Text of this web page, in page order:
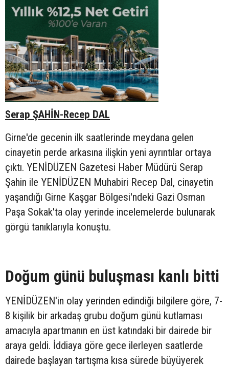
Serap ŞAHİN-Recep DAL
Girne'de gecenin ilk saatlerinde meydana gelen
cinayetin perde arkasına ilişkin yeni ayrıntılar ortaya
çıktı. YENİDÜZEN Gazetesi Haber Müdürü Serap
Şahin ile YENİDÜZEN Muhabiri Recep Dal, cinayetin
yaşandığı Girne Kaşgar Bölgesi'ndeki Gazi Osman
Paşa Sokak'ta olay yerinde incelemelerde bulunarak
görgü tanıklarıyla konuştu.
Doğum günü buluşması kanlı bitti
YENİDÜZEN'in olay yerinden edindiği bilgilere göre, 7-
8 kişilik bir arkadaş grubu doğum günü kutlaması
amacıyla apartmanın en üst katındaki bir dairede bir
araya geldi. İddiaya göre gece ilerleyen saatlerde
dairede başlayan tartışma kısa sürede büyüyerek